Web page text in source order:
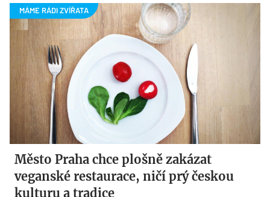
Město Praha chce plošně zakázat
veganské restaurace, ničí prý českou
kulturu a tradice